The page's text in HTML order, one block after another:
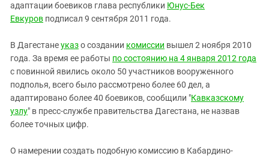
адаптации боевиков глава республики Юнус-Бек
Евкуров подписал 9 сентября 2011 года.
В Дагестанеуказо создании комиссии вышел 2 ноября 2010
года. За время ее работы по состоянию на 4 января 2012 года
с повинной явились около 50 участников вооруженного
подполья, всего было рассмотрено более 60 дел, а
адаптировано более 40 боевиков, сообщили "Кавказскому
узлу" в пресс-службе правительства Дагестана, не назвав
более точных цифр.
О намерении создать подобную комиссию в Кабардино-